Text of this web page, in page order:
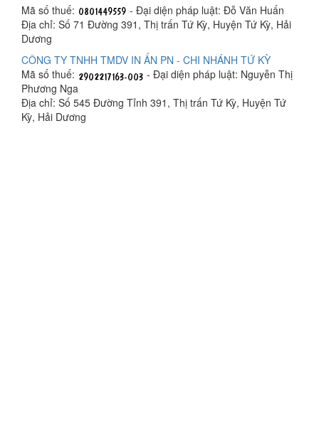
Mã số thuế:
- Đại diện pháp luật: Đỗ Văn Huấn
Địa chỉ: Số 71 Đường 391, Thị trấn Tứ Kỳ, Huyện Tứ Kỳ, Hải
Dương
CÔNG TY TNHH TMDV IN ẤN PN - CHI NHÁNH TỨ KỲ
Mã số thuế:
- Đại diện pháp luật: Nguyễn Thị
Phương Nga
Địa chỉ: Số 545 Đường Tỉnh 391, Thị trấn Tứ Kỳ, Huyện Tứ
Kỳ, Hải Dương